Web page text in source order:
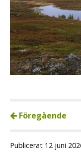
Föregående
Publicerat 12 juni